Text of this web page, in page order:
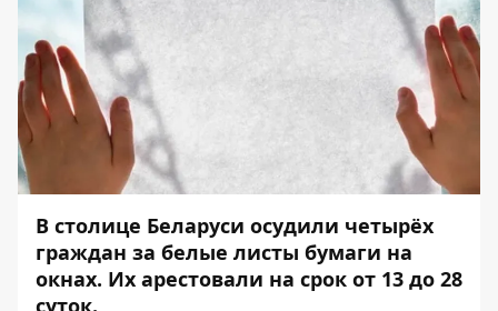
В столице Беларуси осудили четырёх
граждан за белые листы бумаги на
окнах. Их арестовали на срок от 13 до 28
суток.